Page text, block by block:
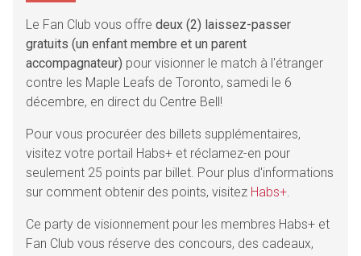
Le Fan Club vous offre deux (2) laissez-passer
gratuits (un enfant membre et un parent
accompagnateur) pour visionner le match à l'étranger
contre les Maple Leafs de Toronto, samedi le 6
décembre, en direct du Centre Bell!
Pour vous procuréer des billets supplémentaires,
visitez votre portail Habs+ et réclamez-en pour
seulement 25 points par billet. Pour plus d'informations
sur comment obtenir des points, visitez Habs+
Ce party de visionnement pour les membres Habs+ et
Fan Club vous réserve des concours, des cadeaux,